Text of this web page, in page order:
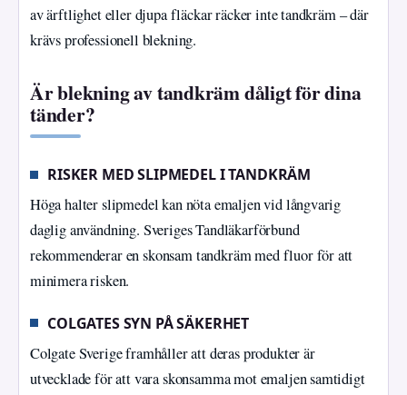
av ärftlighet eller djupa fläckar räcker inte tandkräm – där
krävs professionell blekning.
Är blekning av tandkräm dåligt för dina
tänder?
RISKER MED SLIPMEDEL I TANDKRÄM
Höga halter slipmedel kan nöta emaljen vid långvarig
daglig användning. Sveriges Tandläkarförbund
rekommenderar en skonsam tandkräm med fluor för att
minimera risken.
COLGATES SYN PÅ SÄKERHET
Colgate Sverige framhåller att deras produkter är
utvecklade för att vara skonsamma mot emaljen samtidigt